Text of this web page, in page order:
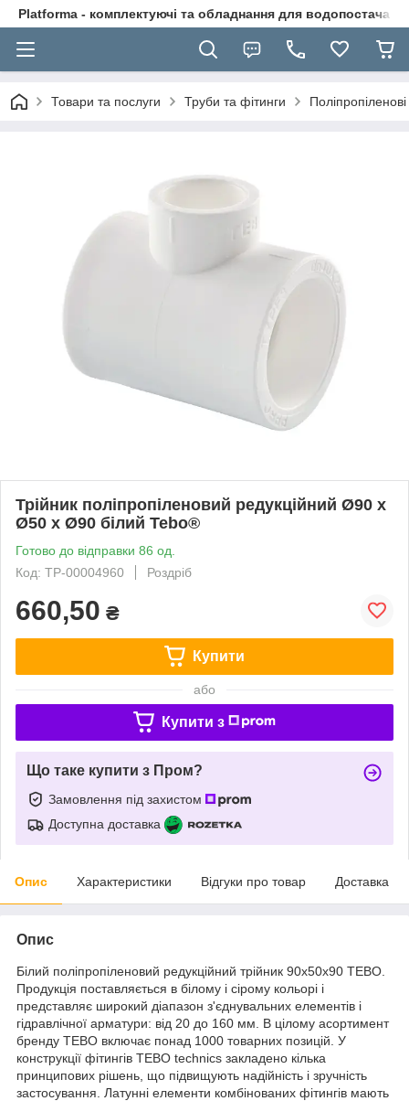
Platforma - комплектуючі та обладнання для
Товари та послуги Труби та фітинги
Трійник поліпропіленовий редукційний Ø90 х
Ø50 х Ø90 білий Tebo®
Готово до відправки 86 од.
Код: ТР-00004960
Роздріб
660,50 ₴
Купити
або
Купити з
Що таке купити з Пром?
Замовлення під захистом
Доступна доставка
Опис Характеристики Відгуки про товар Доставка
Опис
Білий поліпропіленовий редукційний трійник 90х50х90 TEBO.
Продукція поставляється в білому і сірому кольорі і
представляє широкий діапазон з'єднувальних елементів і
гідравлічної арматури: від 20 до 160 мм. В цілому асортимент
бренду ТЕВО включає понад 1000 товарних позицій. У
конструкції фітингів ТЕВО technics закладено кілька
принципових рішень, що підвищують надійність і зручність
застосування. Латунні елементи комбінованих фітингів мають